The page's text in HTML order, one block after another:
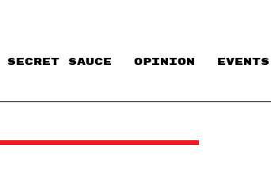
SECRET SAUCE​ OPINION EVENTS